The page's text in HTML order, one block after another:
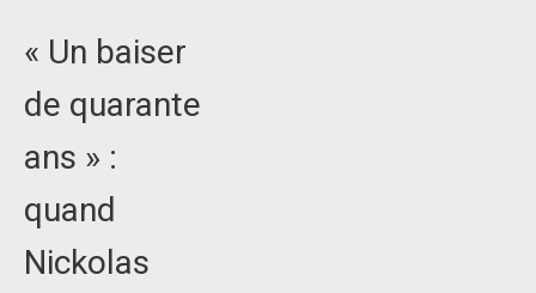
« Un baiser
de quarante
ans » :
quand
Nickolas